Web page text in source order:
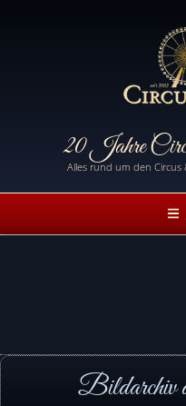
20 Jahre
Alles rund um den Circus
Bildarchiv